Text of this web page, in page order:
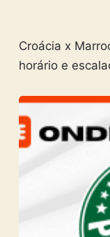
Croácia x
horário e